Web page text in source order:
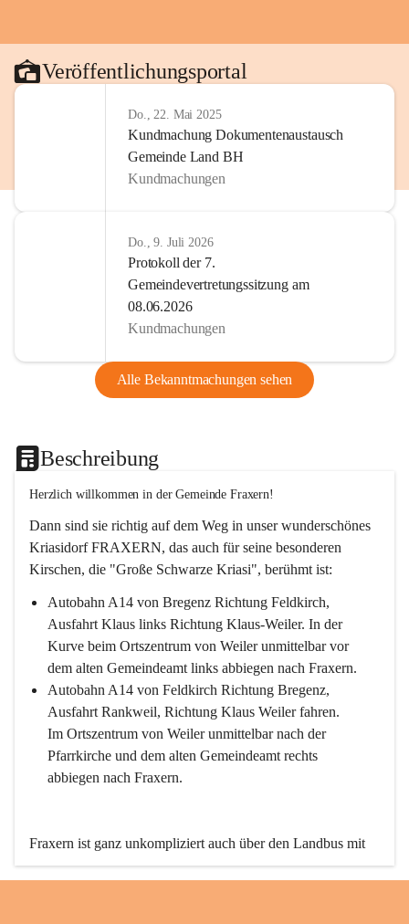
Veröffentlichungsportal
Do., 22. Mai 2025
Kundmachung Dokumentenaustausch
Gemeinde Land BH
Kundmachungen
Do., 9. Juli 2026
Protokoll der 7.
Gemeindevertretungssitzung am
08.06.2026
Kundmachungen
Alle Bekanntmachungen sehen
Beschreibung
Herzlich willkommen in der Gemeinde Fraxern!
Dann sind sie richtig auf dem Weg in unser wunderschönes
Kriasidorf FRAXERN, das auch für seine besonderen
Kirschen, die "Große Schwarze Kriasi", berühmt ist:
Autobahn A14 von Bregenz Richtung Feldkirch,
Ausfahrt Klaus links Richtung Klaus-Weiler. In der
Kurve beim Ortszentrum von Weiler unmittelbar vor
dem alten Gemeindeamt links abbiegen nach Fraxern.
Autobahn A14 von Feldkirch Richtung Bregenz,
Ausfahrt Rankweil, Richtung Klaus Weiler fahren.
Im Ortszentrum von Weiler unmittelbar nach der
Pfarrkirche und dem alten Gemeindeamt rechts
abbiegen nach Fraxern.
Fraxern ist ganz unkompliziert auch über den Landbus mit
den öffentlichen Verkehrsmitteln zu erreichen. Die Linie